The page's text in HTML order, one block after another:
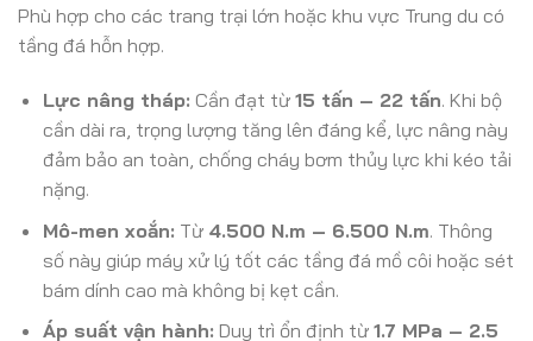
Phù hợp cho các trang trại lớn hoặc khu vực Trung du có
tầng đá hỗn hợp.
Lực nâng tháp: Cần đạt từ 15 tấn – 22 tấn. Khi bộ
cần dài ra, trọng lượng tăng lên đáng kể, lực nâng này
đảm bảo an toàn, chống cháy bơm thủy lực khi kéo tải
nặng.
Mô-men xoắn: Từ 4.500 N.m – 6.500 N.m. Thông
số này giúp máy xử lý tốt các tầng đá mồ côi hoặc sét
bám dính cao mà không bị kẹt cần.
Áp suất vận hành: Duy trì ổn định từ 1.7 MPa – 2.5